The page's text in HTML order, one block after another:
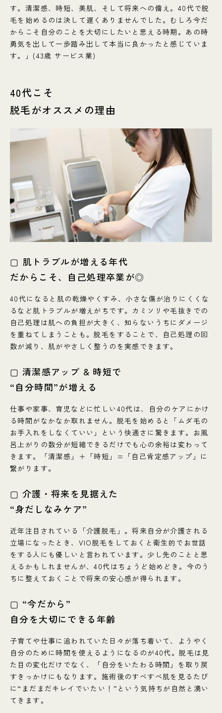
す。清潔感、時短、美肌、そして将来への備え。40代で脱
毛を始めるのは決して遅くありませんでした。むしろ今だ
からこそ自分のことを大切にしたいと思える時期。あの時
勇気を出して一歩踏み出して本当に良かったと感じていま
す。」(43歳 サービス業)
40代こそ
脱毛がオススメの理由
▢ 肌トラブルが増える年代
だからこそ、自己処理卒業が◎
40代になると肌の乾燥やくすみ、小さな傷が治りにくくな
るなど肌トラブルが増えがちです。カミソリや毛抜きでの
自己処理は肌への負担が大きく、知らないうちにダメージ
を重ねてしまうことも。脱毛をすることで、自己処理の回
数が減り、肌がやさしく整うのを実感できます。
▢ 清潔感アップ & 時短で
“自分時間”が増える
仕事や家事、育児などに忙しい40代は、自分のケアにかけ
る時間がなかなか取れません。脱毛を始めると「ムダ毛の
お手入れをしなくていい」という快適さに驚きます。お風
呂上がりの数分が短縮できるだけでも心の余裕は変わって
きます。「清潔感」＋「時短」=「自己肯定感アップ」に
繋がります。
▢ 介護・将来を見据えた
“身だしなみケア”
近年注目されている「介護脱毛」。将来自分が介護される
立場になったとき、VIO脱毛をしておくと衛生的でお世話
をする人にも優しいと言われています。少し先のことと思
えるかもしれませんが、40代はちょうど始めどき。今のう
ちに整えておくことで将来の安心感が得られます。
▢ “今だから”
自分を大切にできる年齢
子育てや仕事に追われていた日々が落ち着いて、ようやく
自分のために時間を使えるようになるのが40代。脱毛は見
た目の変化だけでなく、「自分をいたわる時間」を取り戻
すきっかけにもなります。施術後のすべすべ肌を見るたび
に“まだまだキレイでいたい！”という気持ちが自然と湧い
てきます。